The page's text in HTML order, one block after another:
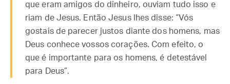
que eram amigos do dinheiro, ouviam tudo isso e
riam de Jesus. Então Jesus lhes disse: “Vós
gostais de parecer justos diante dos homens, mas
Deus conhece vossos corações. Com efeito, o
que é importante para os homens, é detestável
para Deus”.